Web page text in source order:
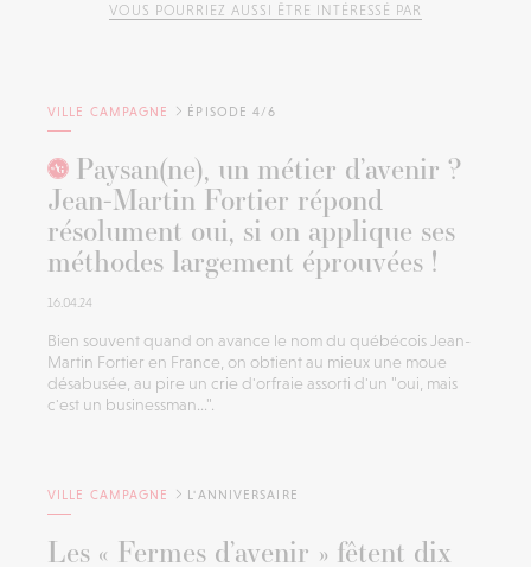
VOUS POURRIEZ AUSSI ÊTRE INTÉRESSÉ PAR
VILLE CAMPAGNE ÉPISODE 4/6
Paysan(ne), un métier d’avenir ?
Jean-Martin Fortier répond
résolument oui, si on applique ses
méthodes largement éprouvées !
16.04.24
Bien souvent quand on avance le nom du québécois Jean-
Martin Fortier en France, on obtient au mieux une moue
désabusée, au pire un crie d'orfraie assorti d'un "oui, mais
c'est un businessman...".
VILLE CAMPAGNE L'ANNIVERSAIRE
Les « Fermes d’avenir » fêtent dix